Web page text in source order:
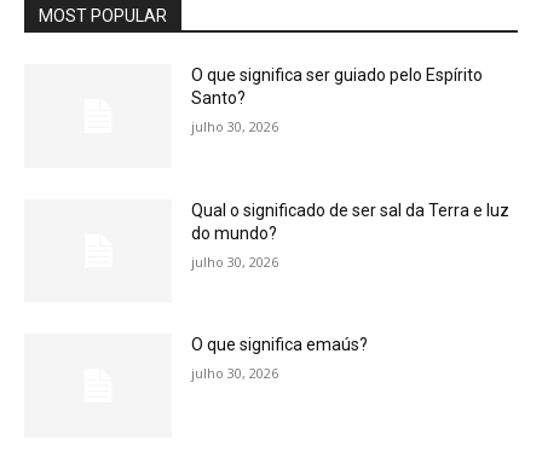
MOST POPULAR
O que significa ser guiado pelo Espírito
Santo?
julho 30, 2026
Qual o significado de ser sal da Terra e luz
do mundo?
julho 30, 2026
O que significa emaús?
julho 30, 2026